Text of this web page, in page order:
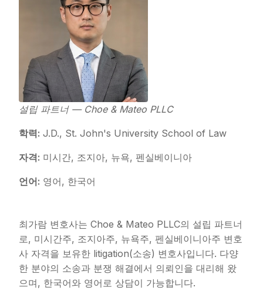
설립 파트너 — Choe & Mateo PLLC
학력: J.D., St. John's University School of Law
자격: 미시간, 조지아, 뉴욕, 펜실베이니아
언어: 영어, 한국어
최가람 변호사는 Choe & Mateo PLLC의 설립 파트너
로, 미시간주, 조지아주, 뉴욕주, 펜실베이니아주 변호
사 자격을 보유한 litigation(소송) 변호사입니다. 다양
한 분야의 소송과 분쟁 해결에서 의뢰인을 대리해 왔
으며, 한국어와 영어로 상담이 가능합니다.